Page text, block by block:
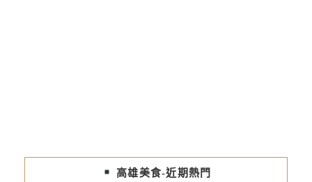
高雄美食-近期熱門